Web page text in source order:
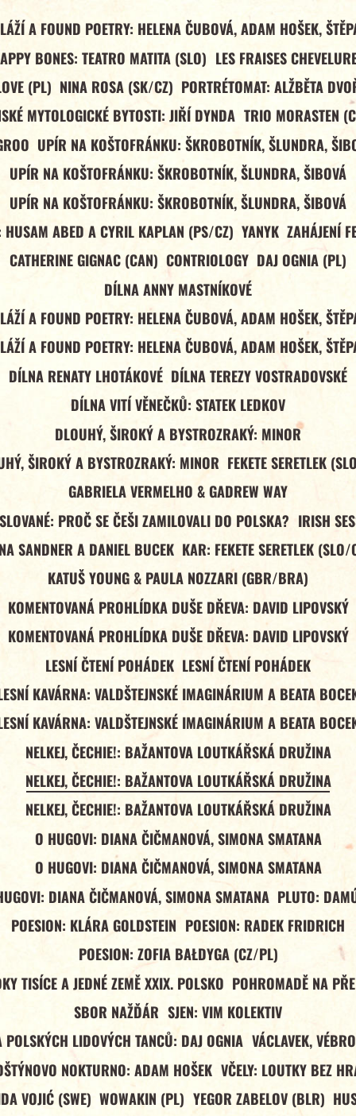
A FOUND POETRY: HELENA ČUBOVÁ, ADAM HOŠEK,
BONES: TEATRO MATITA (SLO) LES FRAISES
(PL) NINA ROSA (SK/CZ) PORTRÉTOMAT: ALŽBĚTA
MYTOLOGICKÉ BYTOSTI: JIŘÍ DYNDA TRIO MORASTEN
UPÍR NA KOŠTOFRÁNKU: ŠKROBOTNÍK, ŠLUNDRA,
UPÍR NA KOŠTOFRÁNKU: ŠKROBOTNÍK, ŠLUNDRA, ŠIBOVÁ
UPÍR NA KOŠTOFRÁNKU: ŠKROBOTNÍK, ŠLUNDRA, ŠIBOVÁ
HUSAM ABED A CYRIL KAPLAN (PS/CZ) YANYK ZAHÁJENÍ
CATHERINE GIGNAC (CAN) CONTRIOLOGY DAJ OGNIA (PL)
DÍLNA ANNY MASTNÍKOVÉ
A FOUND POETRY: HELENA ČUBOVÁ, ADAM HOŠEK,
A FOUND POETRY: HELENA ČUBOVÁ, ADAM HOŠEK,
DÍLNA RENATY LHOTÁKOVÉ DÍLNA TEREZY VOSTRADOVSKÉ
DÍLNA VITÍ VĚNEČKŮ: STATEK LEDKOV
DLOUHÝ, ŠIROKÝ A BYSTROZRAKÝ: MINOR
ŠIROKÝ A BYSTROZRAKÝ: MINOR FEKETE SERETLEK
GABRIELA VERMELHO & GADREW WAY
PROČ SE ČEŠI ZAMILOVALI DO POLSKA? IRISH
SANDNER A DANIEL BUCEK KAR: FEKETE SERETLEK (SLO/
KATUŠ YOUNG & PAULA NOZZARI (GBR/BRA)
KOMENTOVANÁ PROHLÍDKA DUŠE DŘEVA: DAVID LIPOVSKÝ
KOMENTOVANÁ PROHLÍDKA DUŠE DŘEVA: DAVID LIPOVSKÝ
LESNÍ ČTENÍ POHÁDEK LESNÍ ČTENÍ POHÁDEK
KAVÁRNA: VALDŠTEJNSKÉ IMAGINÁRIUM A BEATA
KAVÁRNA: VALDŠTEJNSKÉ IMAGINÁRIUM A BEATA
NELKEJ, ČECHIE!: BAŽANTOVA LOUTKÁŘSKÁ DRUŽINA
NELKEJ, ČECHIE!: BAŽANTOVA LOUTKÁŘSKÁ DRUŽINA
NELKEJ, ČECHIE!: BAŽANTOVA LOUTKÁŘSKÁ DRUŽINA
O HUGOVI: DIANA ČIČMANOVÁ, SIMONA SMATANA
O HUGOVI: DIANA ČIČMANOVÁ, SIMONA SMATANA
DIANA ČIČMANOVÁ, SIMONA SMATANA PLUTO:
POESION: KLÁRA GOLDSTEIN POESION: RADEK FRIDRICH
POESION: ZOFIA BAŁDYGA (CZ/PL)
TISÍCE A JEDNÉ ZEMĚ XXIX. POLSKO POHROMADĚ NA
SBOR NAŽĎÁR SJEN: VIM KOLEKTIV
POLSKÝCH LIDOVÝCH TANCŮ: DAJ OGNIA VÁCLAVEK,
NOKTURNO: ADAM HOŠEK VČELY: LOUTKY BEZ
VOJIĆ (SWE) WOWAKIN (PL) YEGOR ZABELOV (BLR)